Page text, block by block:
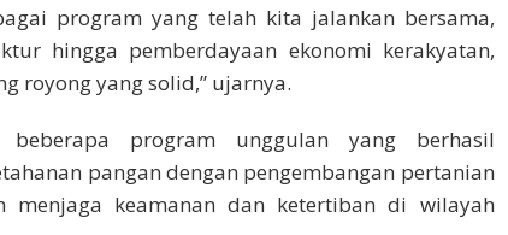
program yang telah kita jalankan bersama,
hingga pemberdayaan ekonomi kerakyatan,
royong yang solid,” ujarnya.
beberapa program unggulan yang berhasil
pangan dengan pengembangan pertanian
menjaga keamanan dan ketertiban di wilayah